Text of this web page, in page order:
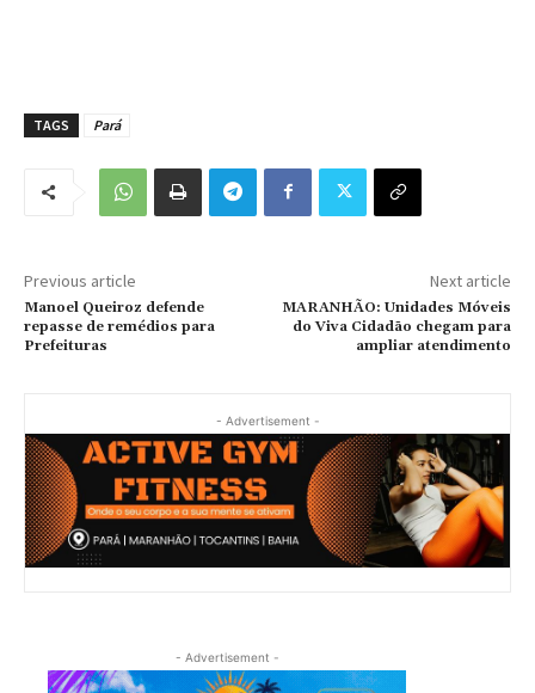
TAGS Pará
Previous article
Manoel Queiroz defende
repasse de remédios para
Prefeituras
Next article
MARANHÃO: Unidades Móveis
do Viva Cidadão chegam para
ampliar atendimento
- Advertisement -
- Advertisement -